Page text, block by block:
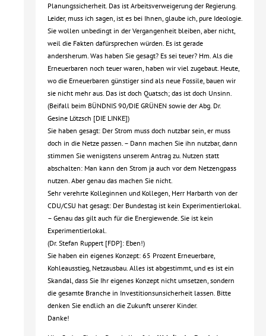
Planungssicherheit. Das ist Arbeitsverweigerung der Regierung.
Leider, muss ich sagen, ist es bei Ihnen, glaube ich, pure Ideologie.
Sie wollen unbedingt in der Vergangenheit bleiben, aber nicht,
weil die Fakten dafürsprechen würden. Es ist gerade
andersherum. Was haben Sie gesagt? Es sei teuer? Hm. Als die
Erneuerbaren noch teuer waren, haben wir viel zugebaut. Heute,
wo die Erneuerbaren günstiger sind als neue Fossile, bauen wir
sie nicht mehr aus. Das ist doch Quatsch; das ist doch Unsinn.
(Beifall beim BÜNDNIS 90/DIE GRÜNEN sowie der Abg. Dr.
Gesine Lötzsch [DIE LINKE])
Sie haben gesagt: Der Strom muss doch nutzbar sein, er muss
doch in die Netze passen. – Dann machen Sie ihn nutzbar, dann
stimmen Sie wenigstens unserem Antrag zu. Nutzen statt
abschalten: Man kann den Strom ja auch vor dem Netzengpass
nutzen. Aber genau das machen Sie nicht.
Sehr verehrte Kolleginnen und Kollegen, Herr Harbarth von der
CDU/CSU hat gesagt: Der Bundestag ist kein Experimentierlokal.
– Genau das gilt auch für die Energiewende. Sie ist kein
Experimentierlokal.
(Dr. Stefan Ruppert [FDP]: Eben!)
Sie haben ein eigenes Konzept: 65 Prozent Erneuerbare,
Kohleausstieg, Netzausbau. Alles ist abgestimmt, und es ist ein
Skandal, dass Sie Ihr eigenes Konzept nicht umsetzen, sondern
die gesamte Branche in Investitionsunsicherheit lassen. Bitte
denken Sie endlich an die Zukunft unserer Kinder.
Danke!